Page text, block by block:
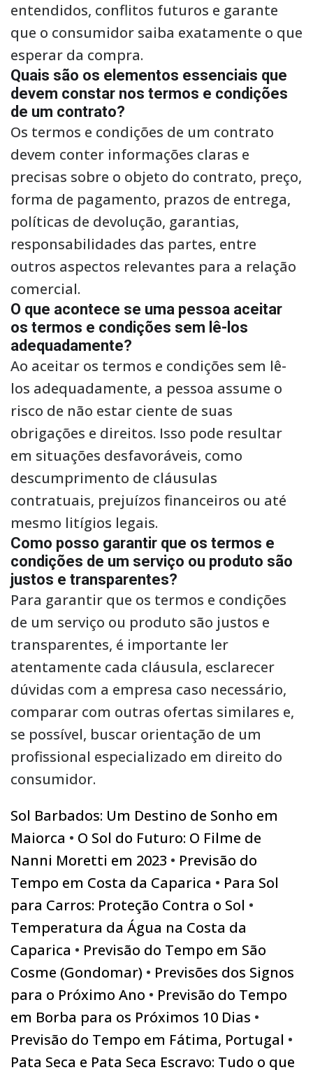
entendidos, conflitos futuros e garante
que o consumidor saiba exatamente o que
esperar da compra.
Quais são os elementos essenciais que
devem constar nos termos e condições
de um contrato?
Os termos e condições de um contrato
devem conter informações claras e
precisas sobre o objeto do contrato, preço,
forma de pagamento, prazos de entrega,
políticas de devolução, garantias,
responsabilidades das partes, entre
outros aspectos relevantes para a relação
comercial.
O que acontece se uma pessoa aceitar
os termos e condições sem lê-los
adequadamente?
Ao aceitar os termos e condições sem lê-
los adequadamente, a pessoa assume o
risco de não estar ciente de suas
obrigações e direitos. Isso pode resultar
em situações desfavoráveis, como
descumprimento de cláusulas
contratuais, prejuízos financeiros ou até
mesmo litígios legais.
Como posso garantir que os termos e
condições de um serviço ou produto são
justos e transparentes?
Para garantir que os termos e condições
de um serviço ou produto são justos e
transparentes, é importante ler
atentamente cada cláusula, esclarecer
dúvidas com a empresa caso necessário,
comparar com outras ofertas similares e,
se possível, buscar orientação de um
profissional especializado em direito do
consumidor.
Sol Barbados: Um Destino de Sonho em
Maiorca • O Sol do Futuro: O Filme de
Nanni Moretti em 2023 • Previsão do
Tempo em Costa da Caparica • Para Sol
para Carros: Proteção Contra o Sol •
Temperatura da Água na Costa da
Caparica • Previsão do Tempo em São
Cosme (Gondomar) • Previsões dos Signos
para o Próximo Ano • Previsão do Tempo
em Borba para os Próximos 10 Dias •
Previsão do Tempo em Fátima, Portugal •
Pata Seca e Pata Seca Escravo: Tudo o que